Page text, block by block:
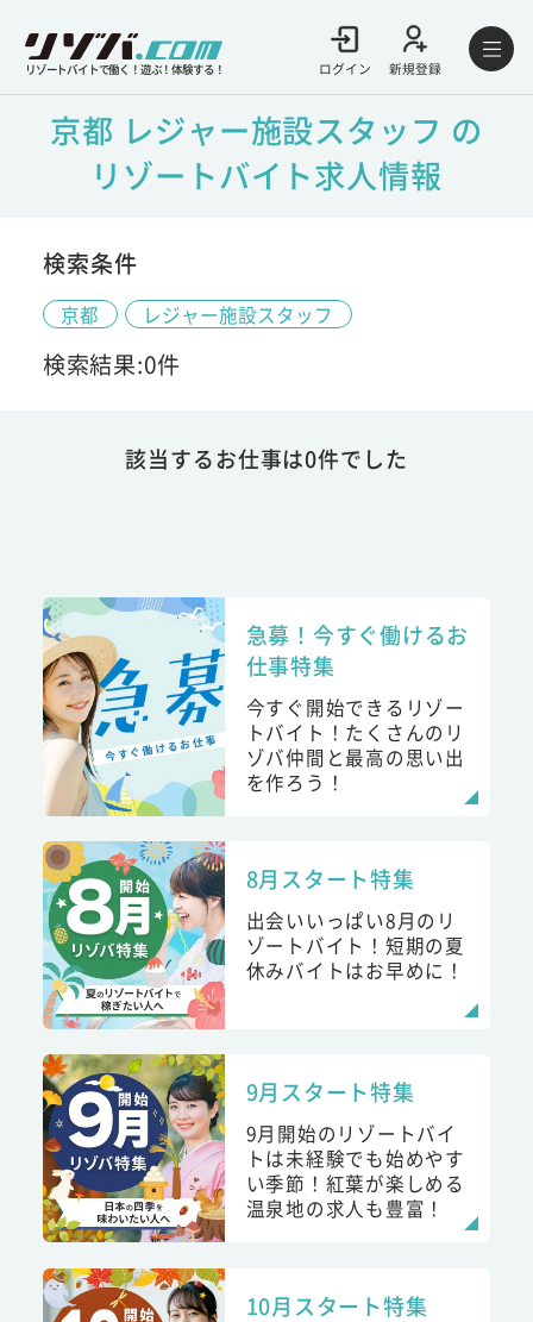
リゾートバイトで働く！遊ぶ！体験する！ ログイン 新規登録
京都 レジャー施設スタッフ の
リゾートバイト求人情報
検索条件
京都 レジャー施設スタッフ
検索結果:0件
該当するお仕事は0件でした
急募！今すぐ働けるお
仕事特集
今すぐ開始できるリゾー
トバイト！たくさんのリ
ゾバ仲間と最高の思い出
を作ろう！
8月スタート特集
出会いいっぱい8月のリ
ゾートバイト！短期の夏
休みバイトはお早めに！
9月スタート特集
9月開始のリゾートバイ
トは未経験でも始めやす
い季節！紅葉が楽しめる
温泉地の求人も豊富！
10月スタート特集